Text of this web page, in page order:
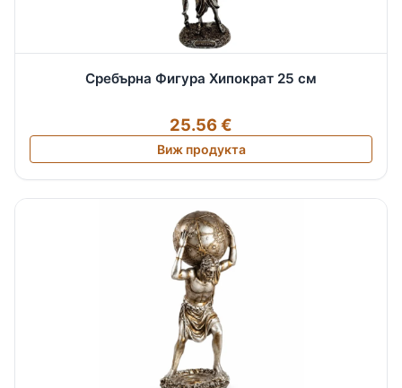
Сребърна Фигура Хипократ 25 см
25.56 €
Виж продукта